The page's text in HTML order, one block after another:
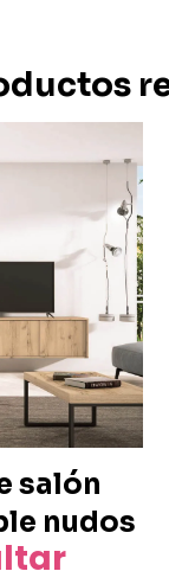
salón
nudos